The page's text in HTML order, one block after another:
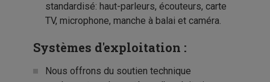
standardisé: haut-parleurs, écouteurs, carte
TV, microphone, manche à balai et caméra.
Systèmes d'exploitation :
Nous offrons du soutien technique